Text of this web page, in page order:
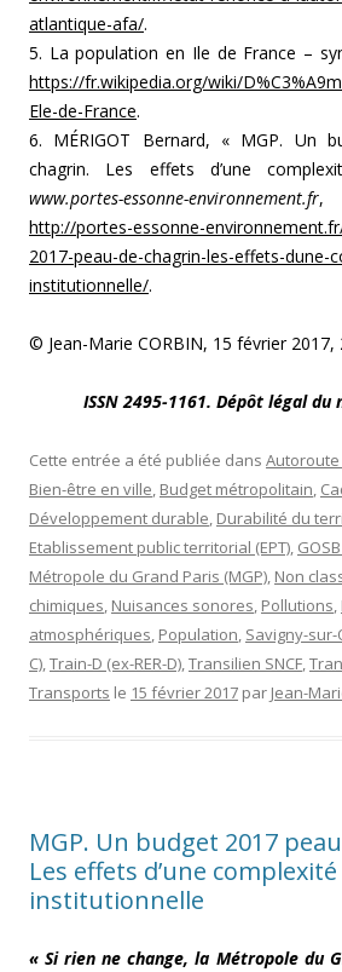
atlantique-afa/.
5. La population en Ile de France –
https://fr.wikipedia.org/wiki/
Ele-de-France.
6. MÉRIGOT Bernard, « MGP. Un
chagrin. Les effets d’une
www.portes-essonne-environnement.fr,
http://portes-essonne-
2017-peau-de-chagrin-les-effets-dune-
institutionnelle/.
© Jean-Marie CORBIN, 15 février 2017,
ISSN 2495-1161. Dépôt légal du
Cette entrée a été publiée dans
Bien-être en ville, Budget métropolitain,
Développement durable, Durabilité du
Etablissement public territorial (EPT),
Métropole du Grand Paris (MGP), Non
chimiques, Nuisances sonores, Pollutions,
atmosphériques, Population, Savigny-sur-
C),Train-D (ex-RER-D),Transilien SNCF,
Transports le 15 février 2017 par Jean-
MGP. Un budget 2017
Les effets d’une complexité
institutionnelle
« Si rien ne change, la Métropole du